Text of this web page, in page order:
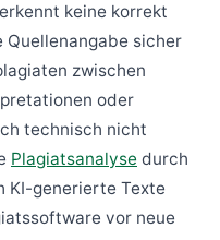
keine korrekt
Quellenangabe sicher
zwischen
oder
technisch nicht
Plagiatsanalyse durch
KI-generierte Texte
vor neue